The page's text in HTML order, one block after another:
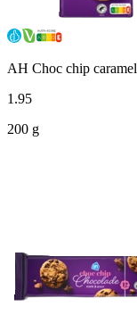
AH Choc chip caramel
1 .95
200 g